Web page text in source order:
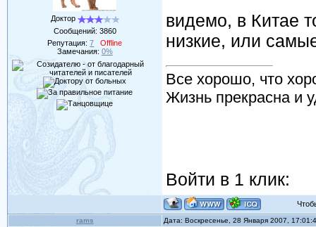
Доктор
Сообщений: 3860
Репутация:7
Offline
Замечания: 0%
видемо, в Китае
низкие, или
Все хорошо, что
Жизнь прекрасна и
Войти в 1 клик:
rams Дата: Воскресенье, 28 Января 2007,